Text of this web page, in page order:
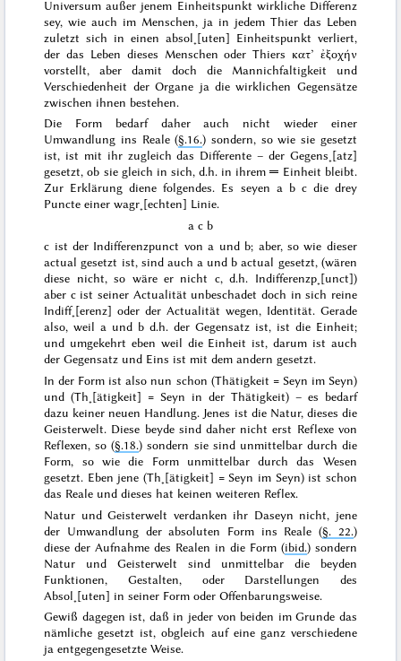
Universum außer jenem Einheitspunkt wirkliche Differenz
sey, wie auch im Menschen, ja in jedem Thier das Leben
zuletzt sich in einen absol˖[uten] Einheitspunkt verliert,
der das Leben dieses Menschen oder Thiers κατ’ ἐξοχήν
vorstellt, aber damit doch die Mannichfaltigkeit und
Verschiedenheit der Organe ja die wirklichen Gegensätze
zwischen ihnen bestehen.
Die Form bedarf daher auch nicht wieder einer
Umwandlung ins Reale (§.16.) sondern, so wie sie gesetzt
ist, ist mit ihr zugleich das Differente – der Gegens˖[atz]
gesetzt, ob sie gleich in sich, d.h. in ihrem ═ Einheit bleibt.
Zur Erklärung diene folgendes. Es seyen a b c die drey
Puncte einer wagr˖[echten] Linie.
a c b
c ist der Indifferenzpunct von a und b; aber, so wie dieser
actual gesetzt ist, sind auch a und b actual gesetzt, (wären
diese nicht, so wäreer nicht c, d.h. Indifferenzp˖[unct])
aber c ist seiner Actualität unbeschadet doch in sich reine
Indiff˖[erenz] oder der Actualität wegen, Identität. Gerade
also, weil a und b d.h. der Gegensatz ist, ist die Einheit;
und umgekehrt eben weil die Einheit ist, darum ist auch
der Gegensatz und Eins ist mit dem andern gesetzt.
In der Form ist also nun schon (Thätigkeit = Seyn im Seyn)
und (Th˖[ätigkeit] = Seyn in der Thätigkeit) – es bedarf
dazu keiner neuen Handlung. Jenes ist die Natur, dieses die
Geisterwelt. Diese beyde sind daher nicht erst Reflexe von
Reflexen, so (§.18.) sondern sie sind unmittelbar durch die
Form, so wie die Form unmittelbar durch das Wesen
gesetzt. Eben jene (Th˖[ätigkeit] = Seyn im Seyn) ist schon
das Reale und dieses hat keinen weiteren Reflex.
Natur und Geisterwelt verdanken ihr Daseyn nicht, jene
der Umwandlung der absoluten Form ins Reale (§. 22.)
diese der Aufnahme des Realen in die Form (ibid.) sondern
Natur und Geisterwelt sind unmittelbar die beyden
Funktionen, Gestalten, oder Darstellungen des
Absol˖[uten] in seiner Form oder Offenbarungsweise.
Gewiß dagegen ist, daß in jeder von beiden im Grunde das
nämliche gesetzt ist, obgleich auf eine ganz verschiedene
ja entgegengesetzte Weise.